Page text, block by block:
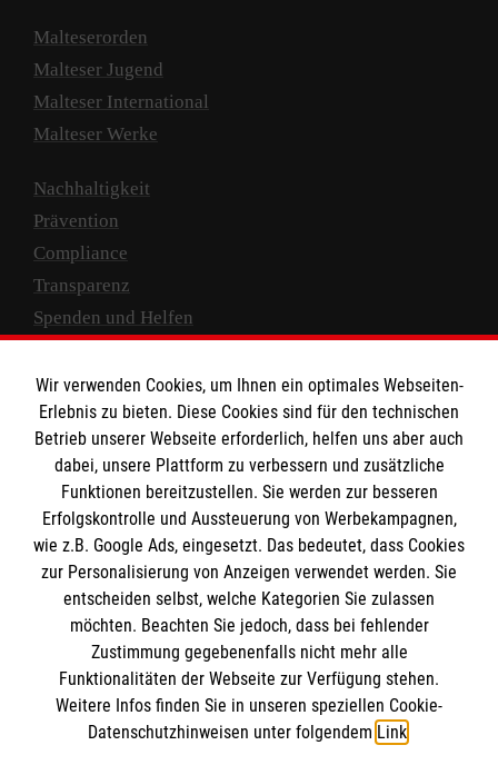
Malteserorden
Malteser Jugend
Malteser International
Malteser Werke
Nachhaltigkeit
Prävention
Compliance
Transparenz
Spenden und Helfen
Empfänger: Malteser Hilfsdienst e.V.
IBAN: DE10 3706 0120 1201 2000 12
BIC: GENODED 1PA7
Newsletter abonnieren
Wir verwenden Cookies, um Ihnen ein optimales Webseiten-
Erlebnis zu bieten. Diese Cookies sind für den technischen
Betrieb unserer Webseite erforderlich, helfen uns aber auch
dabei, unsere Plattform zu verbessern und zusätzliche
Funktionen bereitzustellen. Sie werden zur besseren
Erfolgskontrolle und Aussteuerung von Werbekampagnen,
wie z.B. Google Ads, eingesetzt. Das bedeutet, dass Cookies
zur Personalisierung von Anzeigen verwendet werden. Sie
entscheiden selbst, welche Kategorien Sie zulassen
möchten. Beachten Sie jedoch, dass bei fehlender
Zustimmung gegebenenfalls nicht mehr alle
Funktionalitäten der Webseite zur Verfügung stehen.
Weitere Infos finden Sie in unseren speziellen Cookie-
Datenschutzhinweisen unter folgendem Link.